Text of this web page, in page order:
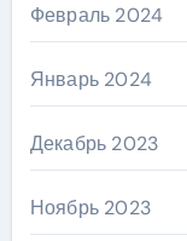
Февраль 2024
Январь 2024
Декабрь 2023
Ноябрь 2023